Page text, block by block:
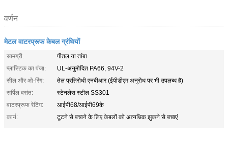
वर्णन
मेटल वाटरप्रूफ केबल ग्रंथियों
सामग्री:
पीतल या तांबा
प्लास्टिक का पंजा:
UL-अनुमोदित PA66, 94V-2
सील और ओ-रिंग:
तेल प्रतिरोधी एनबीआर (ईपीडीएम अनुरोध पर भी उपलब्ध है)
सर्पिल वसंत:
स्टेनलेस स्टील SS301
वाटरप्रूफ रेटिंग:
आईपी68/आईपी69के
कार्य:
टूटने से बचाने के लिए केबलों को अत्यधिक झुकने से बचाएं